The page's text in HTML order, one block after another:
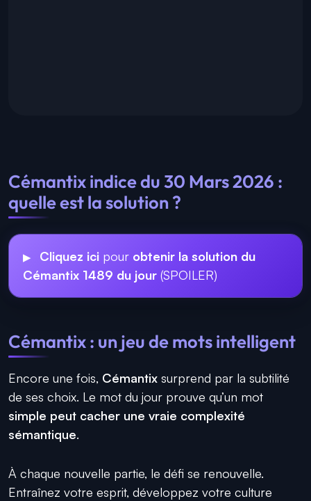
Cémantix indice du 30 Mars 2026 :
quelle est la solution ?
Cliquez ici pour obtenir la solution du
Cémantix 1489 du jour (SPOILER)
Cémantix : un jeu de mots intelligent
Encore une fois, Cémantix surprend par la subtilité
de ses choix. Le mot du jour prouve qu’un mot
simple peut cacher une vraie complexité
sémantique.
À chaque nouvelle partie, le défi se renouvelle.
Entraînez votre esprit, développez votre culture